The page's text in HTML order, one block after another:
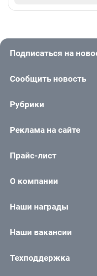
Подписаться на
Сообщить новость
Рубрики
Реклама на сайте
Прайс-лист
О компании
Наши награды
Наши вакансии
Техподдержка